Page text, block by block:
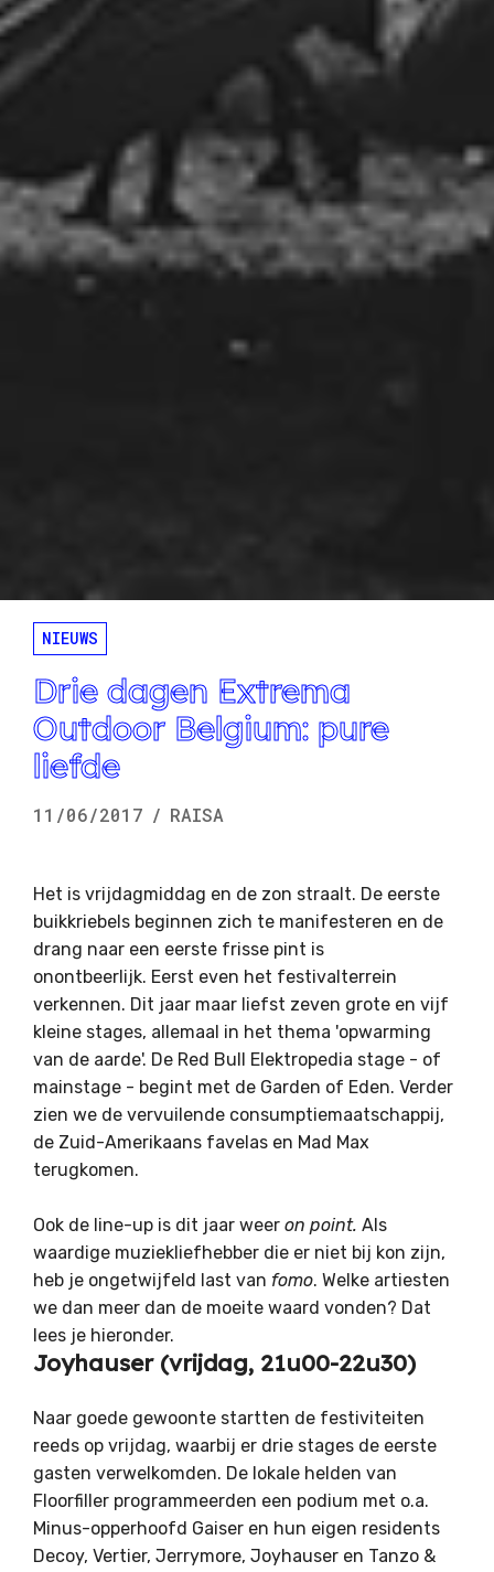
NIEUWS
Drie dagen Extrema
Outdoor Belgium: pure
liefde
11/06/2017 / RAISA
Het is vrijdagmiddag en de zon straalt. De eerste
buikkriebels beginnen zich te manifesteren en de
drang naar een eerste frisse pint is
onontbeerlijk. Eerst even het festivalterrein
verkennen. Dit jaar maar liefst zeven grote en vijf
kleine stages, allemaal in het thema 'opwarming
van de aarde'. De Red Bull Elektropedia stage - of
mainstage - begint met de Garden of Eden. Verder
zien we de vervuilende consumptiemaatschappij,
de Zuid-Amerikaans favelas en Mad Max
terugkomen.
Ook de line-up is dit jaar weer on point. Als
waardige muziekliefhebber die er niet bij kon zijn,
heb je ongetwijfeld last van fomo. Welke artiesten
we dan meer dan de moeite waard vonden? Dat
lees je hieronder.
Joyhauser (vrijdag, 21u00-22u30)
Naar goede gewoonte startten de festiviteiten
reeds op vrijdag, waarbij er drie stages de eerste
gasten verwelkomden. De lokale helden van
Floorfiller programmeerden een podium met o.a.
Minus-opperhoofd Gaiser en hun eigen residents
Decoy, Vertier, Jerrymore, Joyhauser en Tanzo &